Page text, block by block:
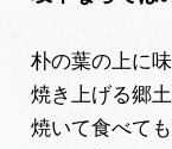
朴の葉の上に
焼き上げる郷
焼いて食べて